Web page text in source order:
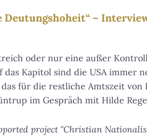
Deutungshoheit“ –
oder nur eine außer
das Kapitol sind die USA immer
das für die restliche Amtszeit
im Gespräch mit Hilde
project "Christian